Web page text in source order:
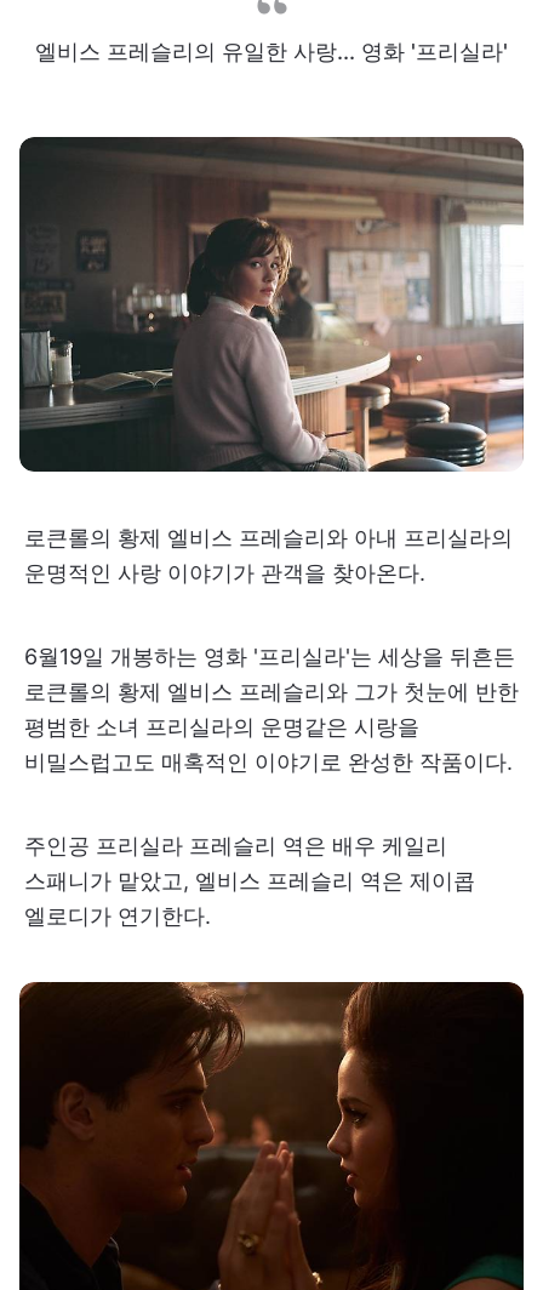
엘비스 프레슬리의 유일한 사랑... 영화 '프리실라'
로큰롤의 황제 엘비스 프레슬리와 아내 프리실라의
운명적인 사랑 이야기가 관객을 찾아온다.
6월19일 개봉하는 영화 '프리실라'는 세상을 뒤흔든
로큰롤의 황제 엘비스 프레슬리와 그가 첫눈에 반한
평범한 소녀 프리실라의 운명같은 시랑을
비밀스럽고도 매혹적인 이야기로 완성한 작품이다.
주인공 프리실라 프레슬리 역은 배우 케일리
스패니가 맡았고, 엘비스 프레슬리 역은 제이콥
엘로디가 연기한다.